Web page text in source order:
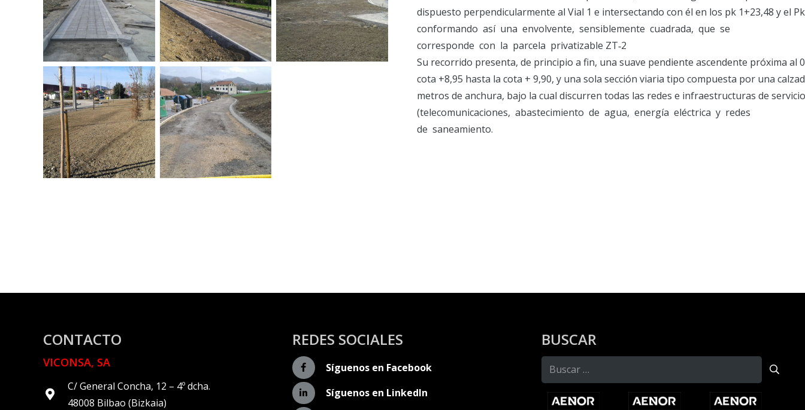
dispuesto perpendicularmente al Vial 1 e intersectando con él en los pk 1+23,48 y el
conformando así una envolvente, sensiblemente cuadrada, que se
corresponde con la parcela privatizable ZT‐2
Su recorrido presenta, de principio a fin, una suave pendiente ascendente próxima al
cota +8,95 hasta la cota + 9,90, y una sola sección viaria tipo compuesta por una
metros de anchura, bajo la cual discurren todas las redes e infraestructuras de
(telecomunicaciones, abastecimiento de agua, energía eléctrica y redes
de saneamiento.
CONTACTO
VICONSA, SA
C/ General Concha, 12 – 4º dcha.
48008 Bilbao (Bizkaia)
REDES SOCIALES
Síguenos en Facebook
Síguenos en LinkedIn
BUSCAR
Buscar: